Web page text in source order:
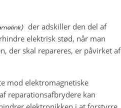
der adskiller den del af
elektrisk stød, når man
der skal repareres, er påvirket af
mod elektromagnetiske
reparationsafbrydere kan